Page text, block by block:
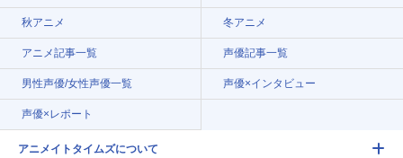
秋アニメ 冬アニメ
アニメ記事一覧 声優記事一覧
男性声優/女性声優一覧 声優×インタビュー
声優×レポート
アニメイトタイムズについて